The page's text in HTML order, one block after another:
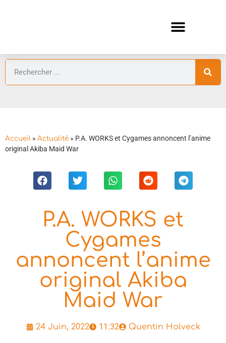
Accueil » Actualité » P.A. WORKS et Cygames annoncent l’anime
original Akiba Maid War
P.A. WORKS et
Cygames
annoncent l’anime
original Akiba
Maid War
24 Juin, 2022 11:32 Quentin Holveck